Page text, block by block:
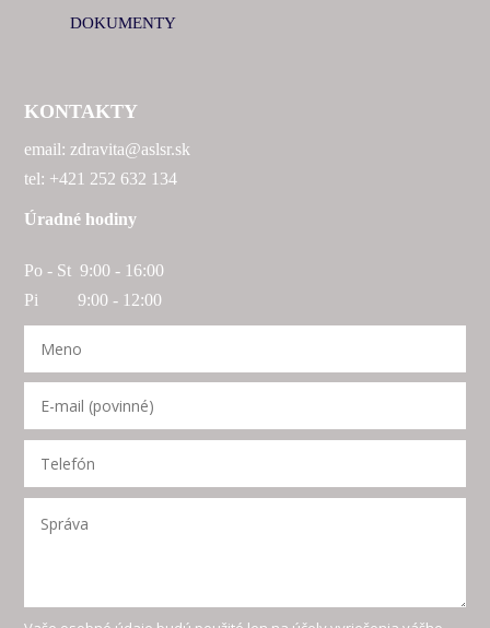
DOKUMENTY
KONTAKTY
email: zdravita@aslsr.sk
tel: +421 252 632 134
Úradné hodiny
Po - St 9:00 - 16:00
Pi 9:00 - 12:00